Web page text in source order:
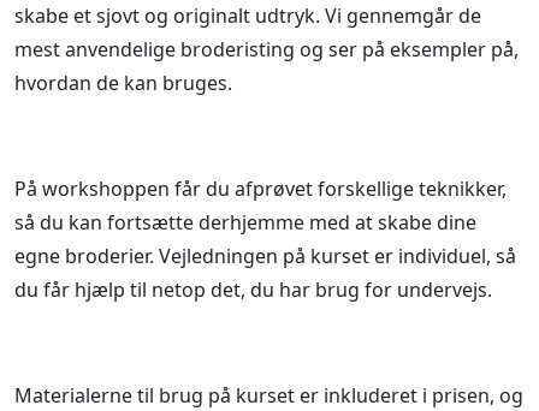
skabe et sjovt og originalt udtryk. Vi gennemgår de
mest anvendelige broderisting og ser på eksempler på,
hvordan de kan bruges.
På workshoppen får du afprøvet forskellige teknikker,
så du kan fortsætte derhjemme med at skabe dine
egne broderier. Vejledningen på kurset er individuel, så
du får hjælp til netop det, du har brug for undervejs.
Materialerne til brug på kurset er inkluderet i prisen, og